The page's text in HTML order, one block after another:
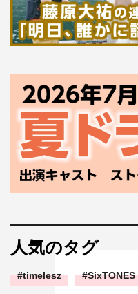
人気のタグ
timelesz SixTONES